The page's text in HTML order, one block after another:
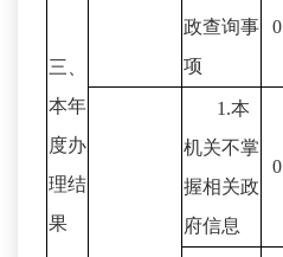
三、
本年
度办
理结
果
政查询事
项
0
1.本
机关不掌
握相关政
府信息
0